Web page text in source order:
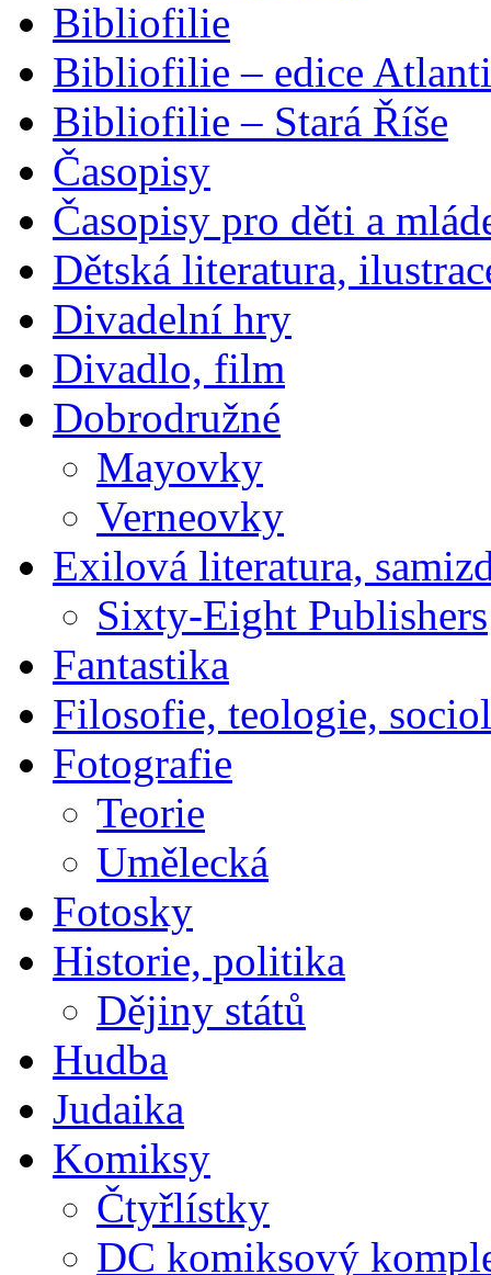
Bibliofilie
Bibliofilie – edice
Bibliofilie – Stará Říše
Časopisy
Časopisy pro děti a
Dětská literatura,
Divadelní hry
Divadlo, film
Dobrodružné
Mayovky
Verneovky
Exilová literatura,
Sixty-Eight Publishers
Fantastika
Filosofie, teologie,
Fotografie
Teorie
Umělecká
Fotosky
Historie, politika
Dějiny států
Hudba
Judaika
Komiksy
Čtyřlístky
DC komiksový